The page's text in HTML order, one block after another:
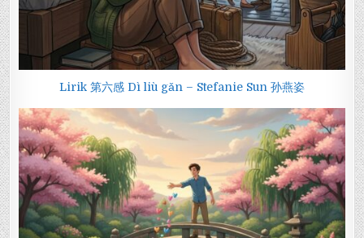
Lirik 第六感 Dì liù gǎn – Stefanie Sun 孙燕姿